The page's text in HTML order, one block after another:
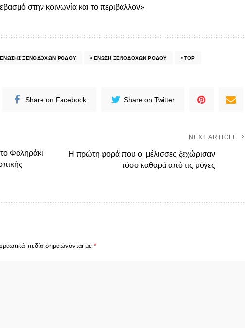
στην κοινωνία και το περιβάλλον»
ΈΝΩΣΗΣ ΞΕΝΟΔΌΧΩΝ ΡΌΔΟΥ ΈΝΩΣΗ ΞΕΝΟΔΌΧΩΝ ΡΟΔΟΥ TOP
Share on Facebook Share on Twitter
Φαληράκι
NEXT ARTICLE
Η πρώτη φορά που οι μέλισσες ξεχώρισαν
τόσο καθαρά από τις μύγες
πεδία σημειώνονται με *